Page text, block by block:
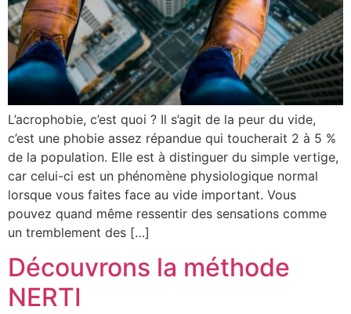
L’acrophobie, c’est quoi ? Il s’agit de la peur du vide,
c’est une phobie assez répandue qui toucherait 2 à 5 %
de la population. Elle est à distinguer du simple vertige,
car celui-ci est un phénomène physiologique normal
lorsque vous faites face au vide important. Vous
pouvez quand même ressentir des sensations comme
un tremblement des […]
Découvrons la méthode
NERTI